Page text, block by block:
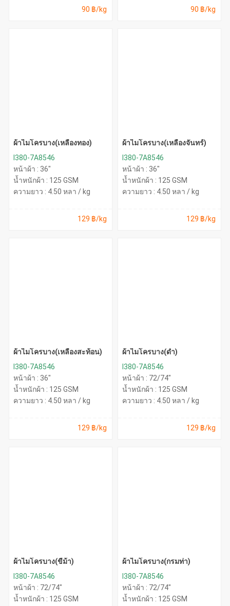
90 ฿/kg 90 ฿/kg
ผ้าไมโครบาง(เหลืองทอง)
I380-7A8546
หน้าผ้า : 36"
น้ำหนักผ้า : 125 GSM
ความยาว : 4.50 หลา / kg
129 ฿/kg
ผ้าไมโครบาง(เหลืองจันทร์)
I380-7A8546
หน้าผ้า : 36"
น้ำหนักผ้า : 125 GSM
ความยาว : 4.50 หลา / kg
129 ฿/kg
ผ้าไมโครบาง(เหลืองสะท้อน)
I380-7A8546
หน้าผ้า : 36"
น้ำหนักผ้า : 125 GSM
ความยาว : 4.50 หลา / kg
129 ฿/kg
ผ้าไมโครบาง(ดำ)
I380-7A8546
หน้าผ้า : 72/74"
น้ำหนักผ้า : 125 GSM
ความยาว : 4.50 หลา / kg
129 ฿/kg
ผ้าไมโครบาง(ขี้ม้า)
I380-7A8546
หน้าผ้า : 72/74"
น้ำหนักผ้า : 125 GSM
ผ้าไมโครบาง(กรมท่า)
I380-7A8546
หน้าผ้า : 72/74"
น้ำหนักผ้า : 125 GSM